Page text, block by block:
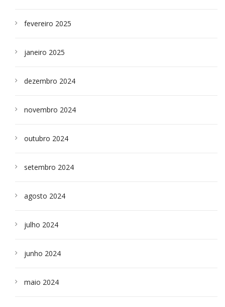
fevereiro 2025
janeiro 2025
dezembro 2024
novembro 2024
outubro 2024
setembro 2024
agosto 2024
julho 2024
junho 2024
maio 2024